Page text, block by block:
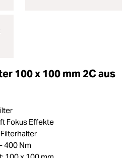
100 x 100 mm 2C aus
Fokus Effekte
400 Nm